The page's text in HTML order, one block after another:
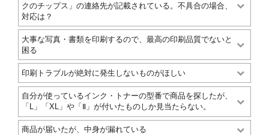
クのチップス」の連絡先が記載されている。不具合の場合、
対応は？
大事な写真・書類を印刷するので、最高の印刷品質でないと
困る
印刷トラブルが絶対に発生しないものがほしい
自分が使っているインク・トナーの型番で商品を探したが、
「L」「XL」や「Ⅱ」が付いたものしか見当たらない。
商品が届いたが、中身が漏れている